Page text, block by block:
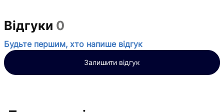
Відгуки 0
Будьте першим, хто напише відгук
Залишити відгук